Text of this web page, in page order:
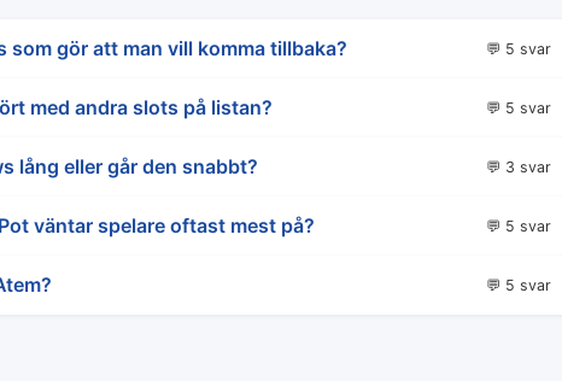
gör att man vill komma tillbaka? 💬 5 svar
med andra slots på listan? 💬 5 svar
lång eller går den snabbt? 💬 3 svar
väntar spelare oftast mest på? 💬 5 svar
💬 5 svar